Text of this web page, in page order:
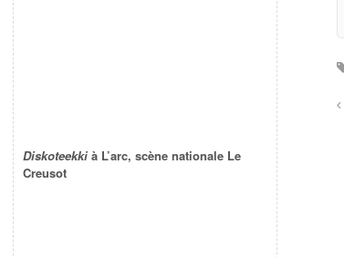
Diskoteekki à L’arc, scène nationale Le
Creusot